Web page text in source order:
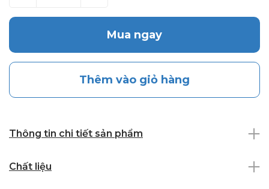
Mua ngay
Thêm vào giỏ hàng
Thông tin chi tiết sản phẩm
Chất liệu